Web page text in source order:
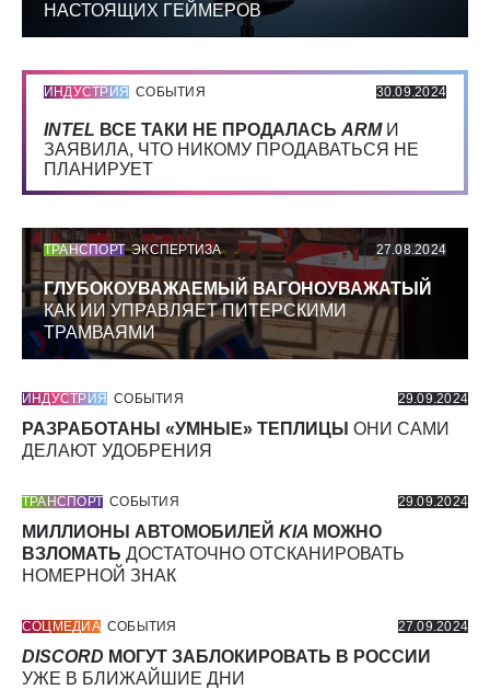
НАСТОЯЩИХ ГЕЙМЕРОВ
ИНДУСТРИЯ СОБЫТИЯ 30.09.2024
INTEL ВСЕ ТАКИ НЕ ПРОДАЛАСЬ ARMИ
ЗАЯВИЛА, ЧТО НИКОМУ ПРОДАВАТЬСЯ НЕ
ПЛАНИРУЕТ
ТРАНСПОРТ ЭКСПЕРТИЗА 27.08.2024
ГЛУБОКОУВАЖАЕМЫЙ ВАГОНОУВАЖАТЫЙ
КАК ИИ УПРАВЛЯЕТ ПИТЕРСКИМИ
ТРАМВАЯМИ
ИНДУСТРИЯ СОБЫТИЯ 29.09.2024
РАЗРАБОТАНЫ «УМНЫЕ» ТЕПЛИЦЫ ОНИ САМИ
ДЕЛАЮТ УДОБРЕНИЯ
ТРАНСПОРТ СОБЫТИЯ 29.09.2024
МИЛЛИОНЫ АВТОМОБИЛЕЙ KIA МОЖНО
ВЗЛОМАТЬ ДОСТАТОЧНО ОТСКАНИРОВАТЬ
НОМЕРНОЙ ЗНАК
СОЦМЕДИА СОБЫТИЯ 27.09.2024
DISCORD МОГУТ ЗАБЛОКИРОВАТЬ В РОССИИ
УЖЕ В БЛИЖАЙШИЕ ДНИ